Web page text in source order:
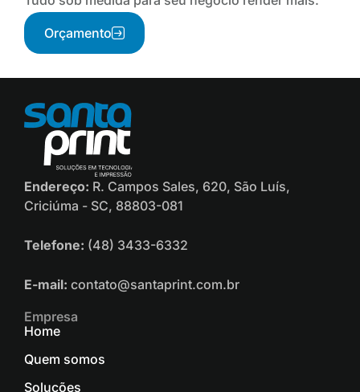
Orçamento
Endereço: R. Campos Sales, 620, São Luís,
Criciúma - SC, 88803-081
Telefone: (48) 3433-6332
E-mail: contato@santaprint.com.br
Empresa
Home
Quem somos
Soluções